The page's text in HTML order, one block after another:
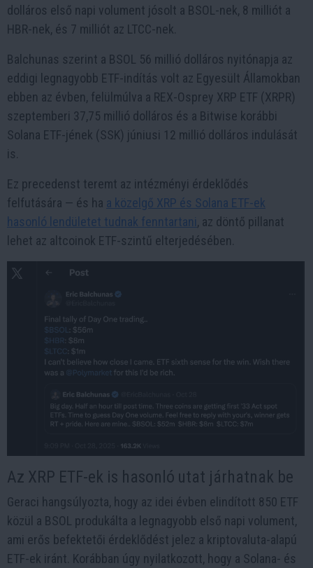
dolláros első napi volument jósolt a BSOL-nek, 8 milliót a
HBR-nek, és 7 milliót az LTCC-nek.
Balchunas szerint a BSOL 56 millió dolláros nyitónapja az
eddigi legnagyobb ETF-indítás volt az Egyesült Államokban
ebben az évben, felülmúlva a REX-Osprey XRP ETF (XRPR)
szeptemberi 37,75 millió dolláros és a Bitwise korábbi
Solana ETF-jének (SSK) júniusi 12 millió dolláros indulását
is.
Ez precedenst teremt az intézményi érdeklődés
felfutására — és ha a közelgő XRP és Solana ETF-ek
hasonló lendületet tudnak fenntartani, az döntő pillanat
lehet az altcoinok ETF-szintű elterjedésében.
Az XRP ETF-ek is hasonló utat járhatnak be
Geraci hangsúlyozta, hogy az idei évben elindított 850 ETF
közül a BSOL produkálta a legnagyobb első napi volument,
ami erős befektetői érdeklődést jelez a kriptovaluta-alapú
ETF-ek iránt. Korábban úgy nyilatkozott, hogy a Solana- és